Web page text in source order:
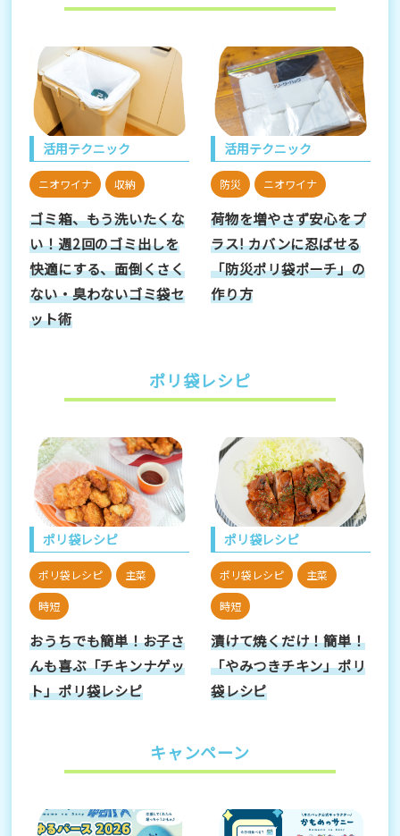
活用テクニック
ニオワイナ 収納
ゴミ箱、もう洗いたくな
い！週2回のゴミ出しを
快適にする、面倒くさく
ない・臭わないゴミ袋セ
ット術
活用テクニック
防災 ニオワイナ
荷物を増やさず安心をプ
ラス! カバンに忍ばせる
「防災ポリ袋ポーチ」の
作り方
ポリ袋レシピ
ポリ袋レシピ
ポリ袋レシピ 主菜
時短
おうちでも簡単！お子さ
んも喜ぶ「チキンナゲッ
ト」ポリ袋レシピ
ポリ袋レシピ
ポリ袋レシピ 主菜
時短
漬けて焼くだけ！簡単！
「やみつきチキン」ポリ
袋レシピ
キャンペーン